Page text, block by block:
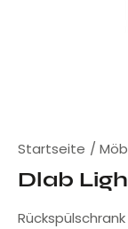
Startseite
Dlab